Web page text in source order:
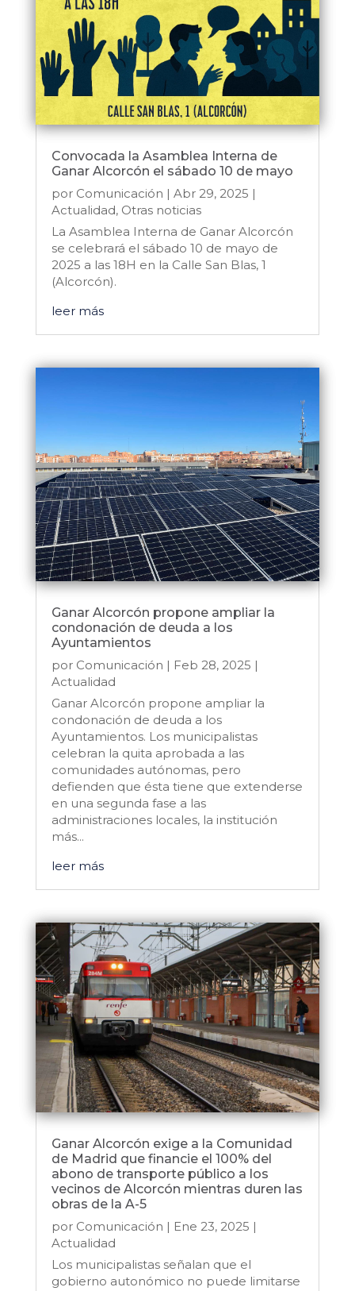
Convocada la Asamblea Interna de
Ganar Alcorcón el sábado 10 de mayo
por Comunicación | Abr 29, 2025 |
Actualidad, Otras noticias
La Asamblea Interna de Ganar Alcorcón
se celebrará el sábado 10 de mayo de
2025 a las 18H en la Calle San Blas, 1
(Alcorcón).
leer más
Ganar Alcorcón propone ampliar la
condonación de deuda a los
Ayuntamientos
por Comunicación | Feb 28, 2025 |
Actualidad
Ganar Alcorcón propone ampliar la
condonación de deuda a los
Ayuntamientos. Los municipalistas
celebran la quita aprobada a las
comunidades autónomas, pero
defienden que ésta tiene que extenderse
en una segunda fase a las
administraciones locales, la institución
más...
leer más
Ganar Alcorcón exige a la Comunidad
de Madrid que financie el 100% del
abono de transporte público a los
vecinos de Alcorcón mientras duren las
obras de la A-5
por Comunicación | Ene 23, 2025 |
Actualidad
Los municipalistas señalan que el
gobierno autonómico no puede limitarse